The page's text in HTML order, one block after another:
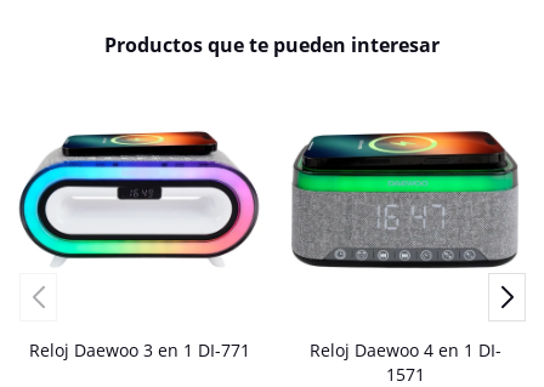
Productos que te pueden interesar
Reloj Daewoo 3 en 1 DI-771
Reloj Daewoo 4 en 1 DI-
1571